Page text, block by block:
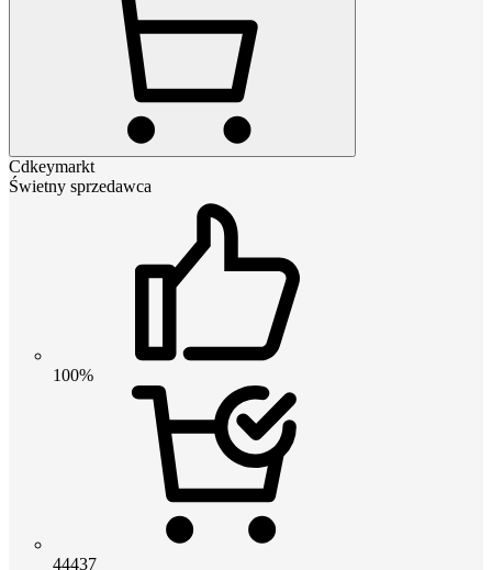
Cdkeymarkt
Świetny sprzedawca
100%
44437